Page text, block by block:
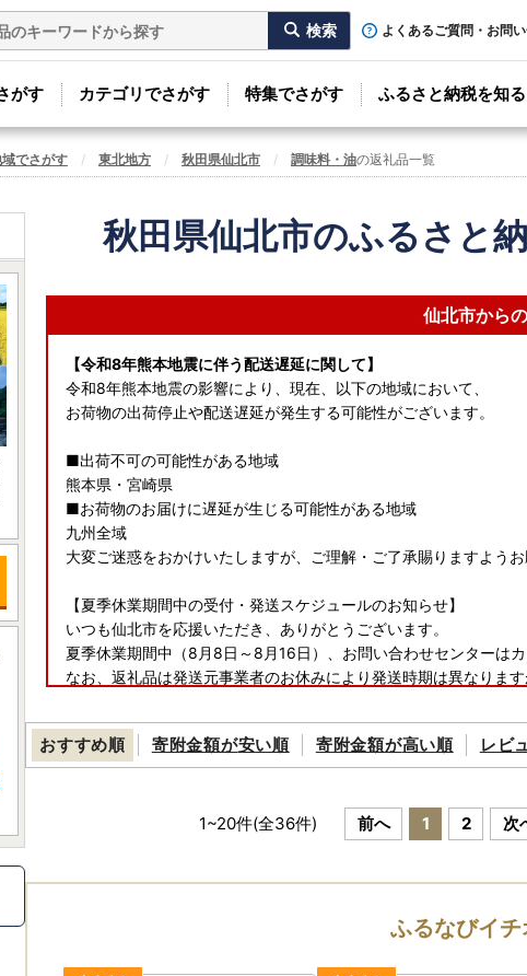
よくあるご質問・お問
がす カテゴリでさがす 特集でさがす ふるさと納税を知る
でさがす 東北地方 秋田県仙北市 調味料・油の返礼品一覧
秋田県仙北市のふるさと
仙北市から
【令和8年熊本地震に伴う配送遅延に関して】
令和8年熊本地震の影響により、現在、以下の地域において、
お荷物の出荷停止や配送遅延が発生する可能性がございます。
■出荷不可の可能性がある地域
熊本県・宮崎県
■お荷物のお届けに遅延が生じる可能性がある地域
九州全域
大変ご迷惑をおかけいたしますが、ご理解・ご了承賜りますようお
【夏季休業期間中の受付・発送スケジュールのお知らせ】
いつも仙北市を応援いただき、ありがとうございます。
夏季休業期間中（8月8日～8月16日）、お問い合わせセンターは
なお、返礼品は発送元事業者のお休みにより発送時期は異なります
何卒ご了承くださいますようお願いいたします。
◆注意事項◆
ふるさと納税サイトとご理解の上お申込み下さい。
ふるなびマネーをご確認の上、
返礼品の変更・返品はお受けしません。あらかじめご了承くださ
※お問い合わせの内容により、連絡先が異なります。お間違いのな
----------------------------------------------
おすすめ順 寄附金額が安い順 寄附金額が高い順 レビ
1~20件(全36件) 前へ 1 2 次
ふるなびイ